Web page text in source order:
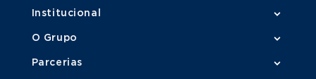
Institucional
O Grupo
Parcerias